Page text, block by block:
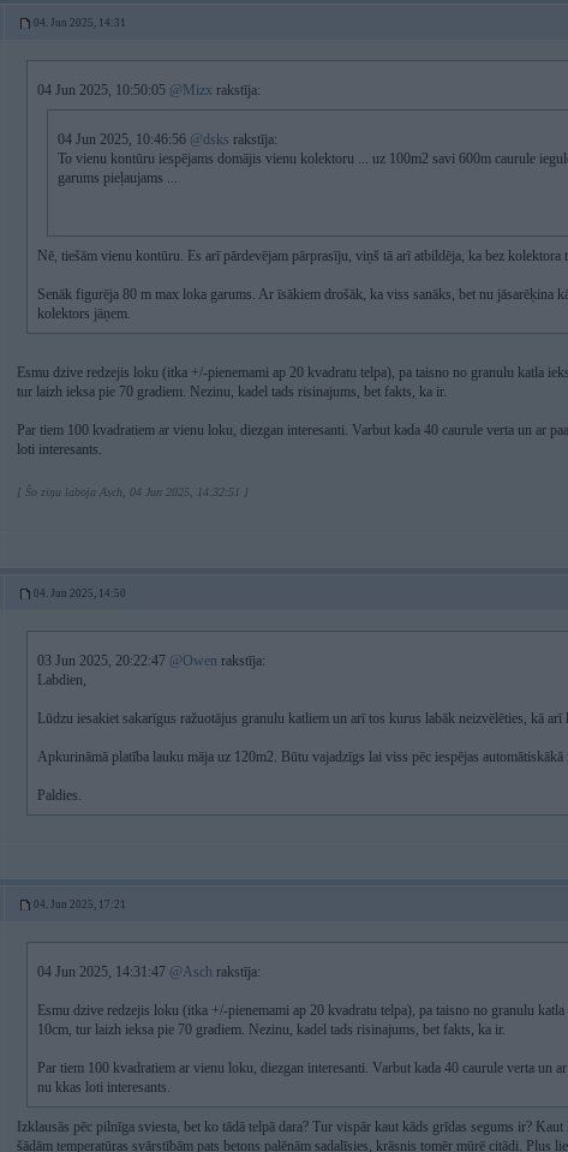
04. Jun 2025, 14:31
04 Jun 2025, 10:50:05 @Mizx rakstīja:
04 Jun 2025, 10:46:56 @dsks rakstīja:
To vienu kontūru iespējams domājis vienu kolektoru ... uz 100m2 savi 600m caurule
garums pieļaujams ...
Nē, tiešām vienu kontūru. Es arī pārdevējam pārprasīju, viņš tā arī atbildēja, ka bez kolektora
Senāk figurēja 80 m max loka garums. Ar īsākiem drošāk, ka viss sanāks, bet nu jāsarēķina
kolektors jāņem.
Esmu dzive redzejis loku (itka +/-pienemami ap 20 kvadratu telpa), pa taisno no granulu katla
tur laizh ieksa pie 70 gradiem. Nezinu, kadel tads risinajums, bet fakts, ka ir.
Par tiem 100 kvadratiem ar vienu loku, diezgan interesanti. Varbut kada 40 caurule verta un ar
loti interesants.
[ Šo ziņu laboja Asch, 04 Jun 2025, 14:32:51 ]
04. Jun 2025, 14:50
03 Jun 2025, 20:22:47 @Owen rakstīja:
Labdien,
Lūdzu iesakiet sakarīgus ražuotājus granulu katliem un arī tos kurus labāk neizvēlēties, kā
Apkurināmā platība lauku māja uz 120m2. Būtu vajadzīgs lai viss pēc iespējas
Paldies.
04. Jun 2025, 17:21
04 Jun 2025, 14:31:47 @Asch rakstīja:
Esmu dzive redzejis loku (itka +/-pienemami ap 20 kvadratu telpa), pa taisno no granulu
10cm, tur laizh ieksa pie 70 gradiem. Nezinu, kadel tads risinajums, bet fakts, ka ir.
Par tiem 100 kvadratiem ar vienu loku, diezgan interesanti. Varbut kada 40 caurule verta un
nu kkas loti interesants.
Izklausās pēc pilnīga sviesta, bet ko tādā telpā dara? Tur vispār kaut kāds grīdas segums ir?
šādām temperatūras svārstībām pats betons palēnām sadalīsies, krāsnis tomēr mūrē citādi. Plus